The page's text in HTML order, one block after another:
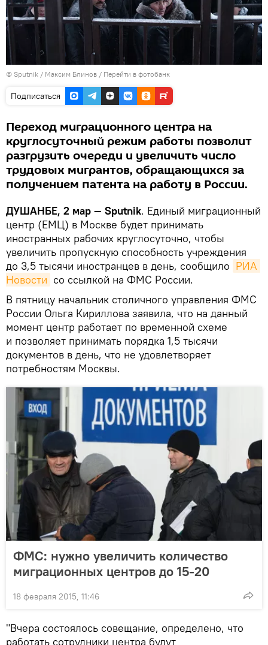
© Sputnik / Максим Блинов / Перейти в фотобанк
Подписаться
Переход миграционного центра на
круглосуточный режим работы позволит
разгрузить очереди и увеличить число
трудовых мигрантов, обращающихся за
получением патента на работу в России.
ДУШАНБЕ, 2 мар — Sputnik. Единый миграционный
центр (ЕМЦ) в Москве будет принимать
иностранных рабочих круглосуточно, чтобы
увеличить пропускную способность учреждения
до 3,5 тысячи иностранцев в день, сообщило РИА
Новости со ссылкой на ФМС России.
В пятницу начальник столичного управления ФМС
России Ольга Кириллова заявила, что на данный
момент центр работает по временной схеме
и позволяет принимать порядка 1,5 тысячи
документов в день, что не удовлетворяет
потребностям Москвы.
ФМС: нужно увеличить количество
миграционных центров до 15-20
18 февраля 2015, 11:46
"Вчера состоялось совещание, определено, что
работать сотрудники центра будут